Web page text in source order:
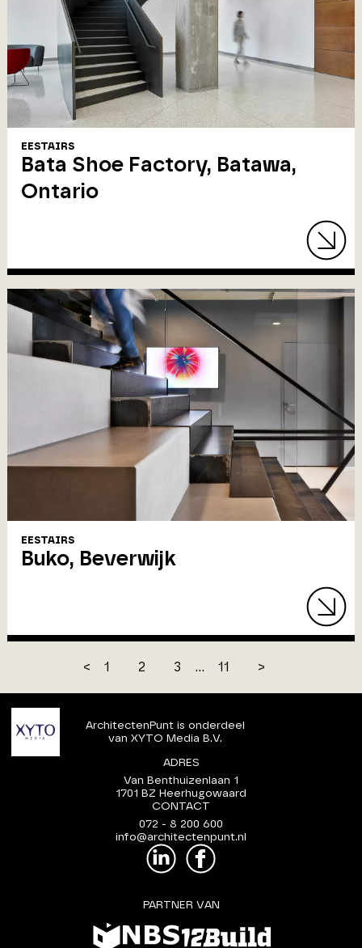
EESTAIRS
Bata Shoe Factory, Batawa,
Ontario
EESTAIRS
Buko, Beverwijk
< 1 2 3 ... 11 >
ArchitectenPunt is onderdeel
van XYTO Media B.V.
ADRES
Van Benthuizenlaan 1
1701 BZ Heerhugowaard
CONTACT
072 - 8 200 600
info@architectenpunt.nl
PARTNER VAN